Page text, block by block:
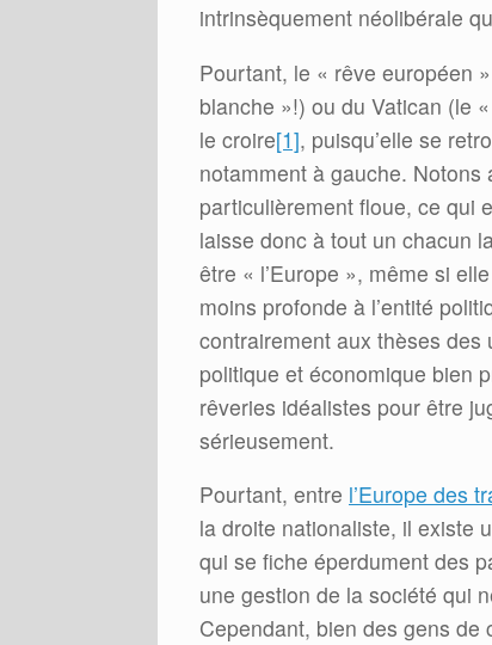
intrinsèquement néolibérale
Pourtant, le « rêve européen
blanche »!) ou du Vatican (le
le croire[1], puisqu’elle se
notamment à gauche. Notons
particulièrement floue, ce qui
laisse donc à tout un chacun
être « l’Europe », même si
moins profonde à l’entité
contrairement aux thèses des
politique et économique bien
rêveries idéalistes pour être
sérieusement.
Pourtant, entre l’Europe des
la droite nationaliste, il existe
qui se fiche éperdument des
une gestion de la société qui
Cependant, bien des gens de